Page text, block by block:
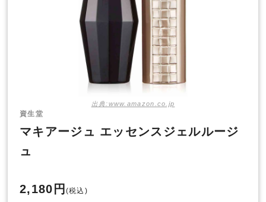
出典:www.amazon.co.jp
資生堂
マキアージュ エッセンスジェルルージ
ュ
2,180円 (税込)